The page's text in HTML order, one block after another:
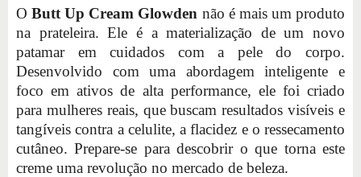
OButt Up Cream Glowden não é mais um produto
na prateleira. Ele é a materialização de um novo
patamar em cuidados com a pele do corpo.
Desenvolvido com uma abordagem inteligente e
foco em ativos de alta performance, ele foi criado
para mulheres reais, que buscam resultados visíveis e
tangíveis contra a celulite, a flacidez e o ressecamento
cutâneo. Prepare-se para descobrir o que torna este
creme uma revolução no mercado de beleza.